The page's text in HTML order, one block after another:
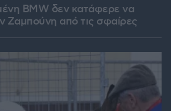
BMW δεν κατάφερε να
Ζαμπούνη από τις σφαίρες